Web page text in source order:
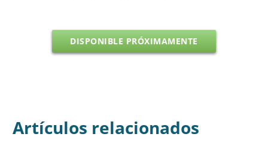
DISPONIBLE PRÓXIMAMENTE
Artículos relacionados